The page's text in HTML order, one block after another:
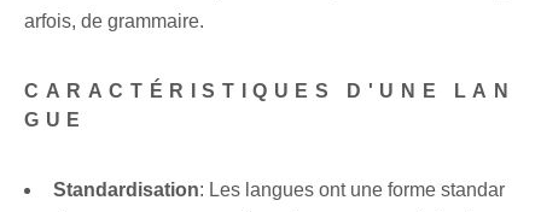
arfois, de grammaire.
CARACTÉRISTIQUES D'UNE LAN
GUE
Standardisation: Les langues ont une forme standar